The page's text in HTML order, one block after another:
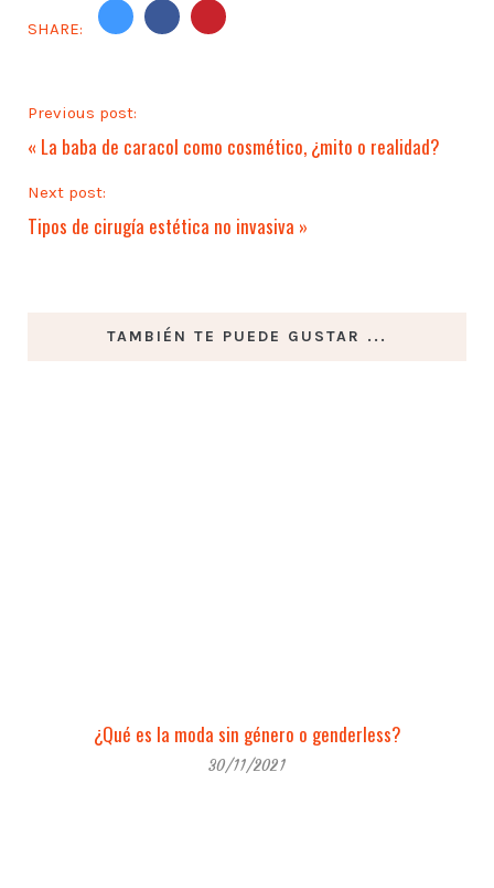
SHARE:
Previous post:
« La baba de caracol como cosmético, ¿mito o realidad?
Next post:
Tipos de cirugía estética no invasiva »
TAMBIÉN TE PUEDE GUSTAR ...
¿Qué es la moda sin género o genderless?
30/11/2021